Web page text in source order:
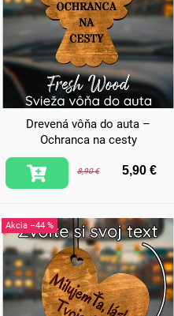
Drevená vôňa do auta –
Ochranca na cesty
8,90 € 5,90 €
–44 %